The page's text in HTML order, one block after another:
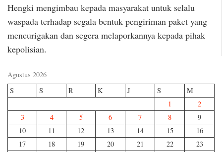
Hengki mengimbau kepada masyarakat untuk selalu
waspada terhadap segala bentuk pengiriman paket yang
mencurigakan dan segera melaporkannya kepada pihak
kepolisian.
Agustus 2026
S
S R K J S
M
1
2
3
4 5 6 7 8
9
10
11 12 13 14 15
16
17
18 19 20 21 22
23